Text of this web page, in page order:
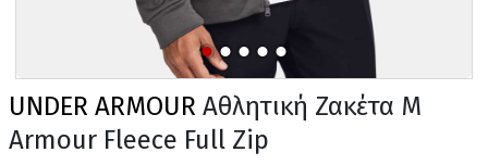
UNDER ARMOUR Αθλητική Ζακέτα M
Armour Fleece Full Zip